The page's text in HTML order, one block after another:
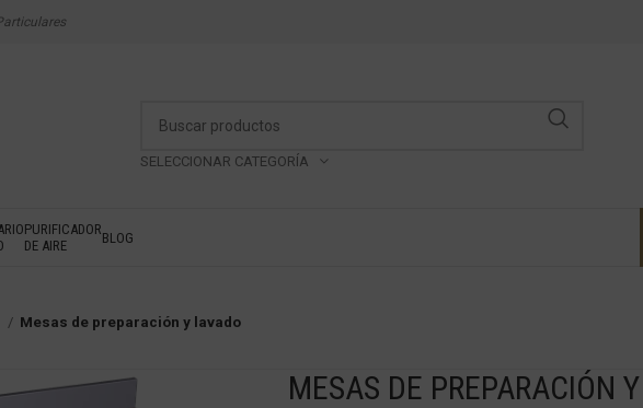
SELECCIONAR CATEGORÍA
PURIFICADOR
DE AIRE
BLOG
Mesas de preparación y lavado
MESAS DE PREPARACIÓN